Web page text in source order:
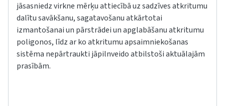
jāsasniedz virkne mērķu attiecībā uz sadzīves atkritumu
dalītu savākšanu, sagatavošanu atkārtotai
izmantošanai un pārstrādei un apglabāšanu atkritumu
poligonos, līdz ar ko atkritumu apsaimniekošanas
sistēma nepārtraukti jāpilnveido atbilstoši aktuālajām
prasībām.